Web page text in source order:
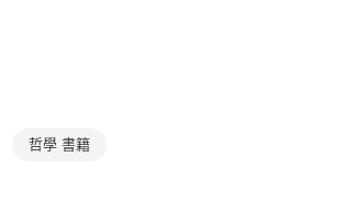
用本公司帳單繳交帳款。
台灣大哥大進項蒐集、處理及利
需資料之確認、核對及更正。
付」後，將跳轉至「AFTEE先享後
相關疑問，請聯繫「AFTEE先享後
運費
)免運費
琉球；不適用於郵局i郵箱）
哲學 書籍